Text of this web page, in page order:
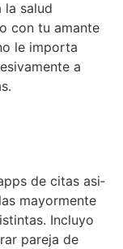
la salud
con tu amante
le importa
a
de citas asi­
mayormente
Incluyo
pareja de